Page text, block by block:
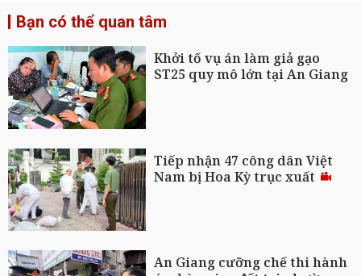
Bạn có thể quan tâm
Khởi tố vụ án làm giả gạo
ST25 quy mô lớn tại An Giang
Tiếp nhận 47 công dân Việt
Nam bị Hoa Kỳ trục xuất
An Giang cưỡng chế thi hành